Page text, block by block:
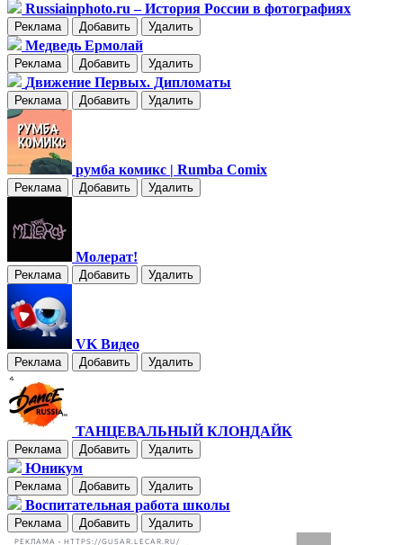
Russiainphoto.ru – История России в фотографиях
Реклама Добавить Удалить
Медведь Ермолай
Реклама Добавить Удалить
Движение Первых. Дипломаты
Реклама Добавить Удалить
румба комикс | Rumba Comix
Реклама Добавить Удалить
Молерат!
Реклама Добавить Удалить
VK Видео
Реклама Добавить Удалить
ТАНЦЕВАЛЬНЫЙ КЛОНДАЙК
Реклама Добавить Удалить
Юникум
Реклама Добавить Удалить
Воспитательная работа школы
Реклама Добавить Удалить
РЕКЛАМА • HTTPS://GUSAR.LECAR.RU/